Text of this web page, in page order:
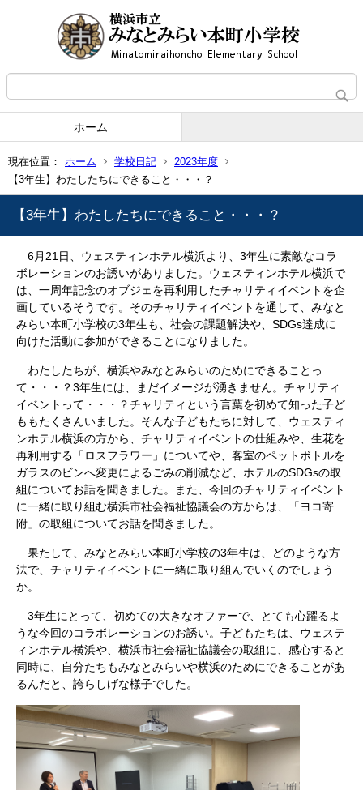
ホーム
現在位置： ホーム 学校日記
2023年度
【3年生】わたしたちにできること・・・？
【3年生】わたしたちにできること・・・？
6月21日、ウェスティンホテル横浜より、3年生に素敵なコラ
ボレーションのお誘いがありました。ウェスティンホテル横浜で
は、一周年記念のオブジェを再利用したチャリティイベントを企
画しているそうです。そのチャリティイベントを通して、みなと
みらい本町小学校の3年生も、社会の課題解決や、SDGs達成に
向けた活動に参加ができることになりました。
わたしたちが、横浜やみなとみらいのためにできることっ
て・・・？3年生には、まだイメージが湧きません。チャリティ
イベントって・・・？チャリティという言葉を初めて知った子ど
ももたくさんいました。そんな子どもたちに対して、ウェスティ
ンホテル横浜の方から、チャリティイベントの仕組みや、生花を
再利用する「ロスフラワー」についてや、客室のペットボトルを
ガラスのビンへ変更によるごみの削減など、ホテルのSDGsの取
組についてお話を聞きました。また、今回のチャリティイベント
に一緒に取り組む横浜市社会福祉協議会の方からは、「ヨコ寄
附」の取組についてお話を聞きました。
果たして、みなとみらい本町小学校の3年生は、どのような方
法で、チャリティイベントに一緒に取り組んでいくのでしょう
か。
3年生にとって、初めての大きなオファーで、とても心躍るよ
うな今回のコラボレーションのお誘い。子どもたちは、ウェステ
ィンホテル横浜や、横浜市社会福祉協議会の取組に、感心すると
同時に、自分たちもみなとみらいや横浜のためにできることがあ
るんだと、誇らしげな様子でした。